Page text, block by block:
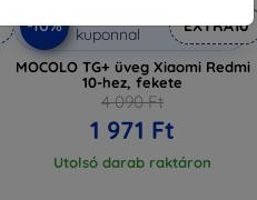
-10%
kuponnal
EXTRA10
MOCOLO TG+ üveg Xiaomi Redmi
10-hez, fekete
4 090 Ft
1 971 Ft
Utolsó darab raktáron